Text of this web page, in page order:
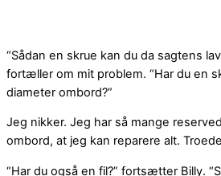
“Sådan en skrue kan du da sagtens
fortæller om mit problem. “Har du en
diameter ombord?”
Jeg nikker. Jeg har så mange
ombord, at jeg kan reparere alt.
“Har du også en fil?” fortsætter Billy.